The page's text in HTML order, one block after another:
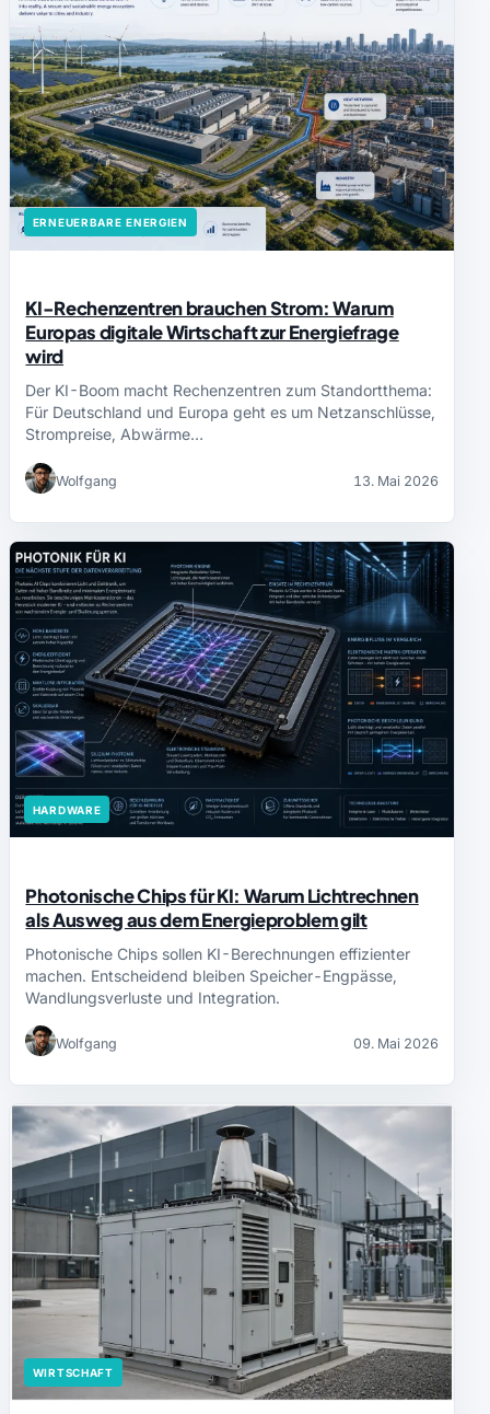
ERNEUERBARE ENERGIEN
KI-Rechenzentren brauchen Strom: Warum
Europas digitale Wirtschaft zur Energiefrage
wird
Der KI-Boom macht Rechenzentren zum Standortthema:
Für Deutschland und Europa geht es um Netzanschlüsse,
Strompreise, Abwärme…
Wolfgang 13. Mai 2026
HARDWARE
Photonische Chips für KI: Warum Lichtrechnen
als Ausweg aus dem Energieproblem gilt
Photonische Chips sollen KI-Berechnungen effizienter
machen. Entscheidend bleiben Speicher-Engpässe,
Wandlungsverluste und Integration.
Wolfgang 09. Mai 2026
WIRTSCHAFT